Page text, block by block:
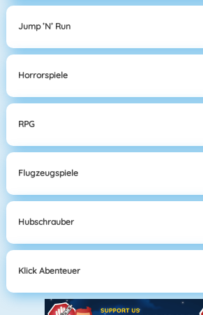
Jump ’n’ Run
Horrorspiele
RPG
Flugzeugspiele
Hubschrauber
Klick Abenteuer